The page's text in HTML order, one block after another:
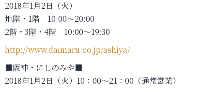
2018年1月2日（火）
地階・1階 10:00～20:00
2階・3階・4階 10:00～19:30
http://www.daimaru.co.jp/ashiya/
■阪神・にしのみや■
2018年1月2日（火）10：00～21：00（通常営業）